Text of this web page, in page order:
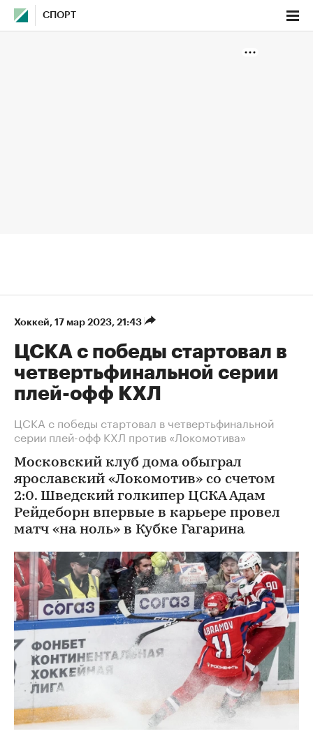
СПОРТ
Хоккей⁠, 17 мар 2023, 21:43
ЦСКА с победы стартовал в
четвертьфинальной серии
плей-офф КХЛ
ЦСКА с победы стартовал в четвертьфинальной
серии плей-офф КХЛ против «Локомотива»
Московский клуб дома обыграл
ярославский «Локомотив» со счетом
2:0. Шведский голкипер ЦСКА Адам
Рейдеборн впервые в карьере провел
матч «на ноль» в Кубке Гагарина